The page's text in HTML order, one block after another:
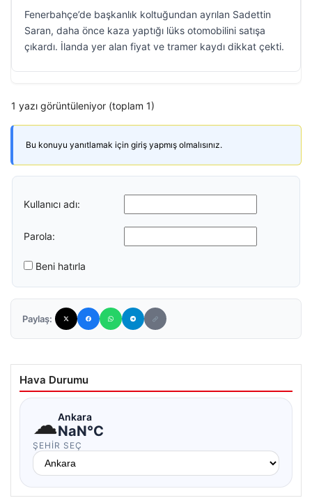
Fenerbahçe’de başkanlık koltuğundan ayrılan Sadettin
Saran, daha önce kaza yaptığı lüks otomobilini satışa
çıkardı. İlanda yer alan fiyat ve tramer kaydı dikkat çekti.
1 yazı görüntüleniyor (toplam 1)
Bu konuyu yanıtlamak için giriş yapmış olmalısınız.
Kullanıcı adı:
Parola:
Beni hatırla
Paylaş:
Hava Durumu
☁Ankara
NaN°C
ŞEHIR SEÇ